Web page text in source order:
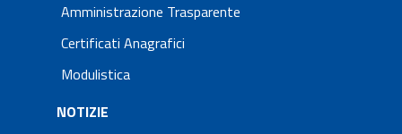
Amministrazione Trasparente
Certificati Anagrafici
Modulistica
NOTIZIE